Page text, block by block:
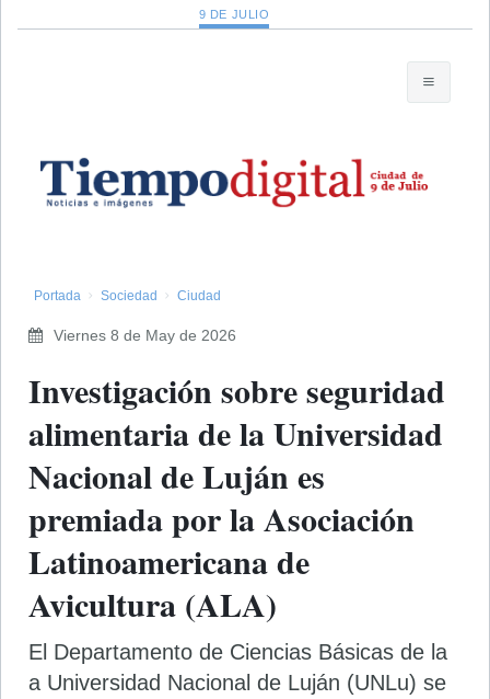
9 DE JULIO
Portada Sociedad Ciudad
Viernes 8 de May de 2026
Investigación sobre seguridad
alimentaria de la Universidad
Nacional de Luján es
premiada por la Asociación
Latinoamericana de
Avicultura (ALA)
El Departamento de Ciencias Básicas de la
a Universidad Nacional de Luján (UNLu) se